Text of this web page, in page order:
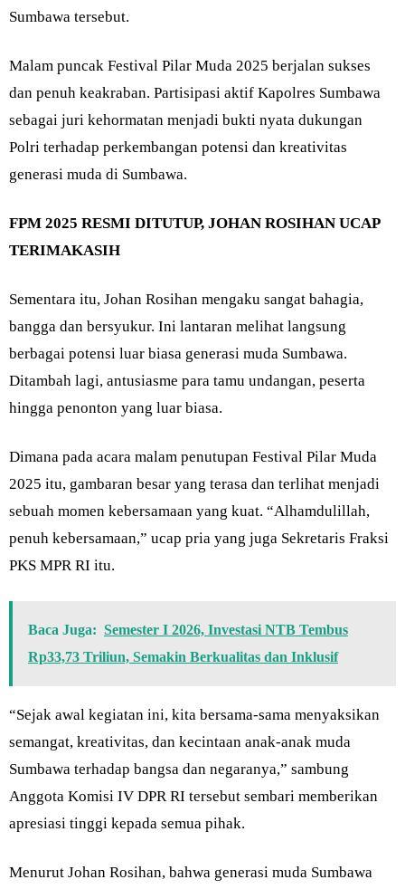
Sumbawa tersebut.
Malam puncak Festival Pilar Muda 2025 berjalan sukses
dan penuh keakraban. Partisipasi aktif Kapolres Sumbawa
sebagai juri kehormatan menjadi bukti nyata dukungan
Polri terhadap perkembangan potensi dan kreativitas
generasi muda di Sumbawa.
FPM 2025 RESMI DITUTUP, JOHAN ROSIHAN UCAP
TERIMAKASIH
Sementara itu, Johan Rosihan mengaku sangat bahagia,
bangga dan bersyukur. Ini lantaran melihat langsung
berbagai potensi luar biasa generasi muda Sumbawa.
Ditambah lagi, antusiasme para tamu undangan, peserta
hingga penonton yang luar biasa.
Dimana pada acara malam penutupan Festival Pilar Muda
2025 itu, gambaran besar yang terasa dan terlihat menjadi
sebuah momen kebersamaan yang kuat. “Alhamdulillah,
penuh kebersamaan,” ucap pria yang juga Sekretaris Fraksi
PKS MPR RI itu.
Baca Juga: Semester I 2026, Investasi NTB Tembus
Rp33,73 Triliun, Semakin Berkualitas dan Inklusif
“Sejak awal kegiatan ini, kita bersama-sama menyaksikan
semangat, kreativitas, dan kecintaan anak-anak muda
Sumbawa terhadap bangsa dan negaranya,” sambung
Anggota Komisi IV DPR RI tersebut sembari memberikan
apresiasi tinggi kepada semua pihak.
Menurut Johan Rosihan, bahwa generasi muda Sumbawa